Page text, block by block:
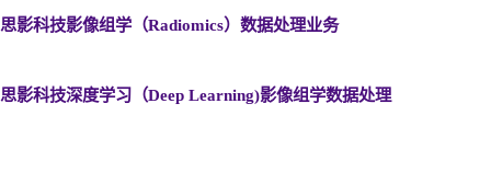
思影科技影像组学（Radiomics）数据处理业务
思影科技深度学习（Deep Learning)影像组学数据处理